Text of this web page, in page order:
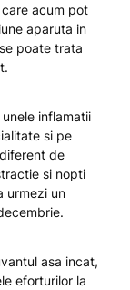
acum pot
aparuta in
poate trata
inflamatii
si pe
de
si nopti
urmezi un
asa incat,
eforturilor la